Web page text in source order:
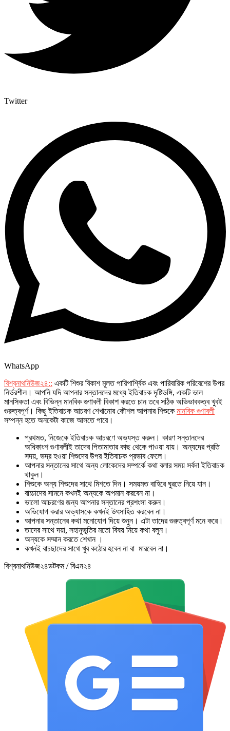
Twitter
WhatsApp
বিশ্বনাথনিউজ২৪:: একটি শিশুর বিকাশ মূলত পারিপার্শ্বিক এবং পারিবারিক পরিবেশের উপর
নির্ভরশীল। আপনি যদি আপনার সন্তানদের মধ্যে ইতিবাচক দৃষ্টিভঙ্গি, একটি ভাল
মানসিকতা এবং বিভিন্ন মানবিক গুণাবলী বিকাশ করতে চান তবে সঠিক অভিভাবকত্ব খুবই
গুরুত্বপূর্ণ। কিছু ইতিবাচক আচরণ শেখানোর কৌশল আপনার শিশুকে মানবিক গুণাবলী
সম্পন্ন হতে অনকেটা কাজে আসতে পারে।
প্রথমত, নিজেকে ইতিবাচক আচরণে অভ্যস্ত করুন। কারণ সন্তানদের
অধিকাংশ গুণাবলীই তাদের পিতামাতার কাছ থেকে পাওয়া যায়। অন্যদের প্রতি
সদয়, ভদ্র হওয়া শিশুদের উপর ইতিবাচক প্রভাব ফেলে।
আপনার সন্তানের সাথে অন্য লোকেদের সম্পর্কে কথা বলার সময় সর্বদা ইতিবাচক
থাকুন।
শিশুকে অন্য শিশুদের সাথে মিশতে দিন। সময়মত বাহিরে ঘুরতে নিয়ে যান।
বাচ্চাদের সামনে কখনই অন্যকে অপমান করবেন না।
ভালো আচরণের জন্য আপনার সন্তানের প্রশংসা করুন।
অভিযোগ করার অভ্যাসকে কখনই উৎসাহিত করবেন না।
আপনার সন্তানের কথা মনোযোগ দিয়ে শুনুন। এটা তাদের গুরুত্বপূর্ণ মনে করে।
তাদের সাথে দয়া, সহানুভূতির মতো বিষয় নিয়ে কথা বলুন।
অন্যকে সম্মান করতে শেখান ।
কখনই বাচছাদের সাথে খুব কঠোর হবেন না বা মারবেন না।
বিশ্বনাথনিউজ২৪ডটকম / বিএন২৪